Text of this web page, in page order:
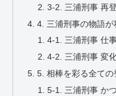
3-2. 三浦刑事 再
4. 三浦刑事の物語が
4-1. 三浦刑事 仕
4-2. 三浦刑事 変
5. 相棒を彩る全て
5-1. 三浦刑事 か